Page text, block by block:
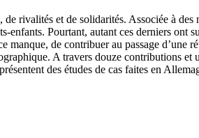
rivalités et de solidarités. Associée à
Pourtant, autant ces derniers ont
de contribuer au passage d’une
A travers douze contributions et
des études de cas faites en